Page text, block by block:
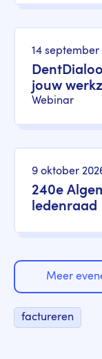
factureren
14 september
jouw
Webinar
9 oktober
240e
ledenraad
Meer